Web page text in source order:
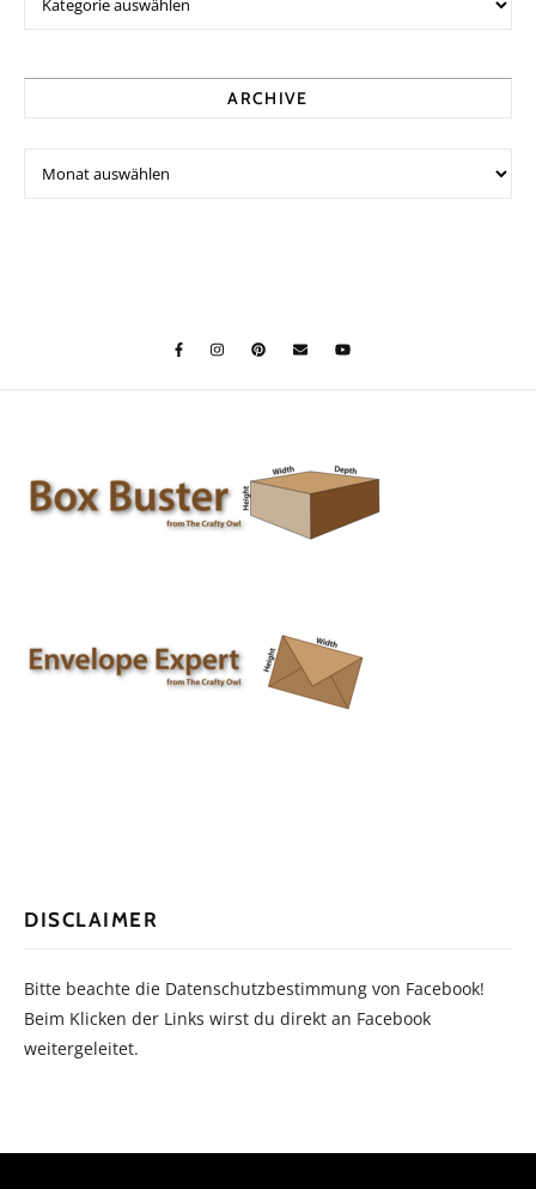
ARCHIVE
DISCLAIMER
Bitte beachte die Datenschutzbestimmung von Facebook!
Beim Klicken der Links wirst du direkt an Facebook
weitergeleitet.